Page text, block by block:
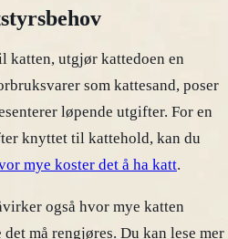
katten, utgjør kattedoen en
som kattesand, poser
løpende utgifter. For en
knyttet til kattehold, kan du
mye koster det å ha katt.
også hvor mye katten
må rengjøres. Du kan lese mer